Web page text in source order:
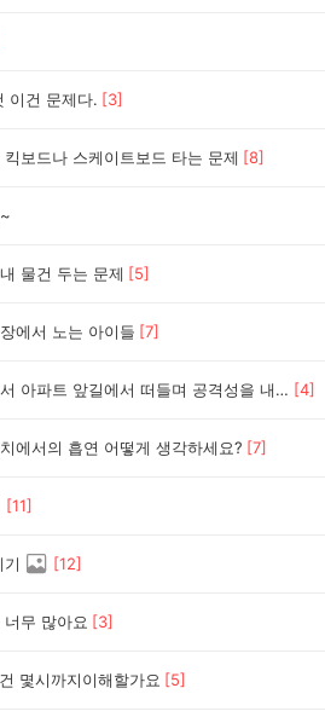
이건 문제다. [3]
보드나 스케이트보드 타는 문제 [8]
물건 두는 문제 [5]
에서 노는 아이들 [7]
우리동네 복도에서 아파트 앞길에서 떠들며 공격성을 내보이는게 문제다 [4]
에서의 흡연 어떻게 생각하세요? [7]
[11]
[12]
무 많아요 [3]
몇시까지이해할가요 [5]